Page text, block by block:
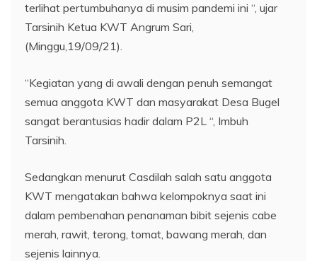
terlihat pertumbuhanya di musim pandemi ini “, ujar
Tarsinih Ketua KWT Angrum Sari,
(Minggu,19/09/21).
“Kegiatan yang di awali dengan penuh semangat
semua anggota KWT dan masyarakat Desa Bugel
sangat berantusias hadir dalam P2L “, Imbuh
Tarsinih.
Sedangkan menurut Casdilah salah satu anggota
KWT mengatakan bahwa kelompoknya saat ini
dalam pembenahan penanaman bibit sejenis cabe
merah, rawit, terong, tomat, bawang merah, dan
sejenis lainnya.